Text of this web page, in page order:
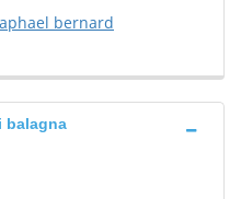
bernard
balagna